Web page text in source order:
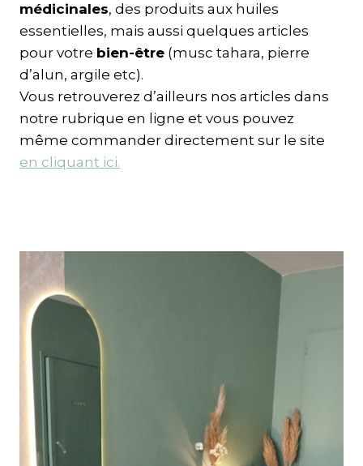
médicinales, des produits aux huiles
essentielles, mais aussi quelques articles
pour votre bien-être (musc tahara, pierre
d’alun, argile etc).
Vous retrouverez d’ailleurs nos articles dans
notre rubrique en ligne et vous pouvez
même commander directement sur le site
en cliquant ici.